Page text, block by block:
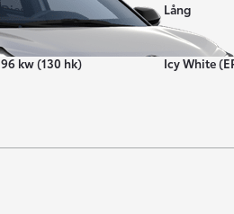
Diesel
Lång
Effekt
96 kw (130 hk)
Färg
Icy White